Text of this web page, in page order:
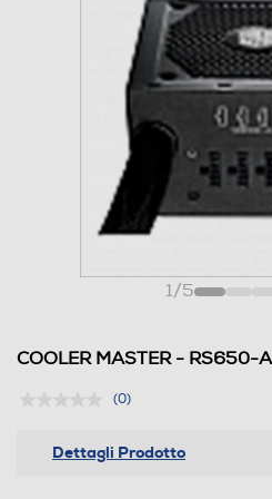
1/5
COOLER MASTER - RS650-
(0)
Dettagli Prodotto